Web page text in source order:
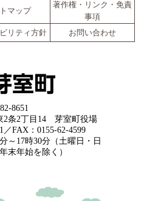
マップ
著作権・リンク・免責
事項
リティ方針 お問い合わせ
8651
2条2丁目14 芽室町役場
／FAX：0155-62-4599
～17時30分（土曜日・日
末年始を除く）